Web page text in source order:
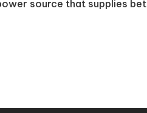
source that supplies